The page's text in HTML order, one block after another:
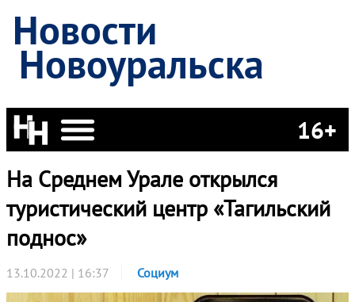
Новости
Новоуральска
16+
На Среднем Урале открылся
туристический центр «Тагильский
поднос»
13.10.2022 | 16:37 Социум